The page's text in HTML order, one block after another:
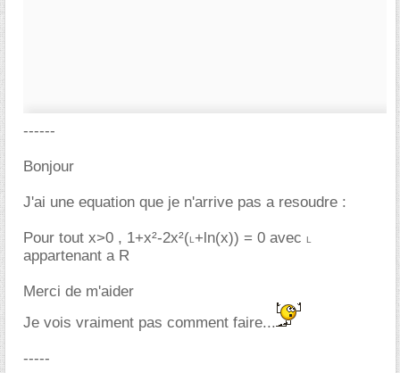
------
Bonjour
J'ai une equation que je n'arrive pas a resoudre :
Pour tout x>0 , 1+x²-2x²(L +ln(x)) = 0 avec L
appartenant a R
Merci de m'aider
Je vois vraiment pas comment faire...
-----